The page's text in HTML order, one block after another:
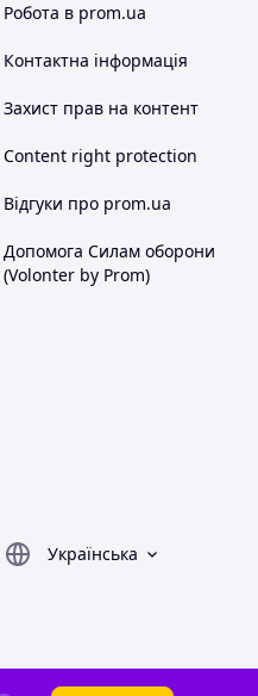
Робота в prom.ua
Контактна інформація
Захист прав на контент
Content right protection
Відгуки про prom.ua
Допомога Силам оборони
(Volonter by Prom)
Українська